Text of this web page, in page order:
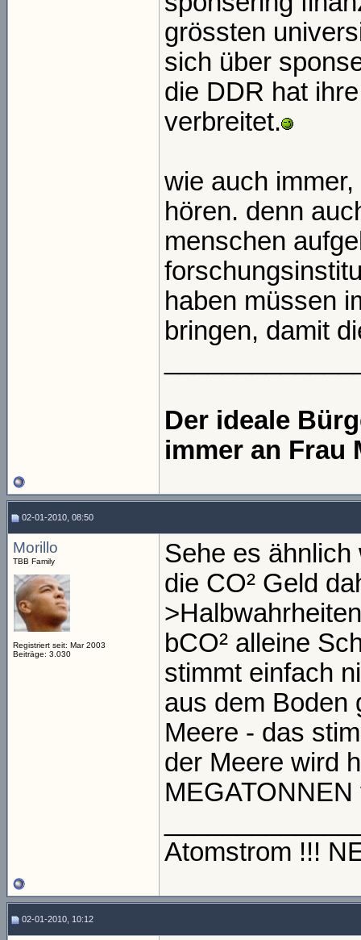
grössten
sich über
die DDR hat
verbreitet.
wie auch
hören. denn
menschen
haben müssen
bringen, damit
Der ideale
immer an Frau
02-01-2010, 08:50
Morillo
TBB Family
Registriert seit: Mar 2003
Beiträge: 3.030
Sehe es
die CO² Geld
bCO² alleine
stimmt einfach
aus dem Boden
Meere - das
der Meere wird
Atomstrom !!!
02-01-2010, 10:12